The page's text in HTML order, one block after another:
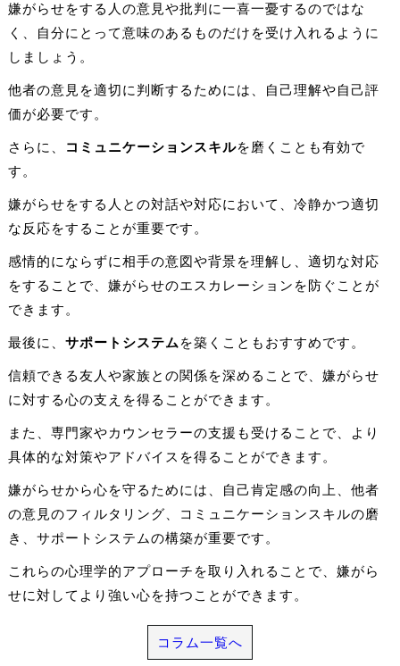
嫌がらせをする人の意見や批判に一喜一憂するのではな
く、自分にとって意味のあるものだけを受け入れるように
しましょう。
他者の意見を適切に判断するためには、自己理解や自己評
価が必要です。
さらに、 コミュニケーションスキルを磨くことも有効で
す。
嫌がらせをする人との対話や対応において、冷静かつ適切
な反応をすることが重要です。
感情的にならずに相手の意図や背景を理解し、適切な対応
をすることで、嫌がらせのエスカレーションを防ぐことが
できます。
最後に、 サポートシステム を築くこともおすすめです。
信頼できる友人や家族との関係を深めることで、嫌がらせ
に対する心の支えを得ることができます。
また、専門家やカウンセラーの支援も受けることで、より
具体的な対策やアドバイスを得ることができます。
嫌がらせから心を守るためには、自己肯定感の向上、他者
の意見のフィルタリング、コミュニケーションスキルの磨
き、サポートシステムの構築が重要です。
これらの心理学的アプローチを取り入れることで、嫌がら
せに対してより強い心を持つことができます。
コラム一覧へ